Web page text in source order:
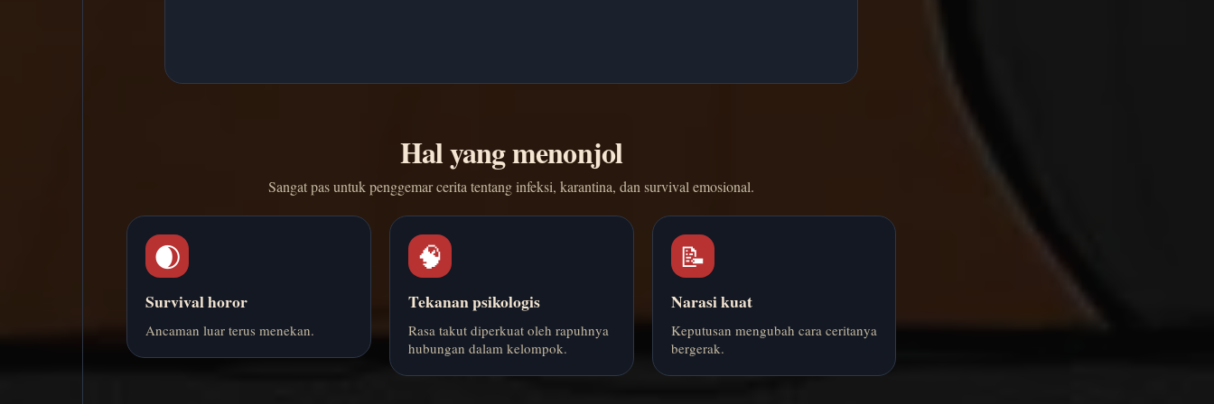
Hal yang menonjol
Sangat pas untuk penggemar cerita tentang infeksi, karantina, dan survival emosional.
🌒
Survival horor
Ancaman luar terus menekan.
🧠
Tekanan psikologis
Rasa takut diperkuat oleh rapuhnya
hubungan dalam kelompok.
📝
Narasi kuat
Keputusan mengubah cara ceritanya
bergerak.